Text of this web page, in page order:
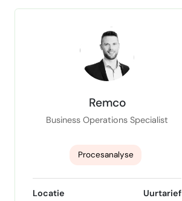
Ai-Automation Low Code
Remco
Business Operations Specialist
Procesanalyse
Locatie
Uurtarief